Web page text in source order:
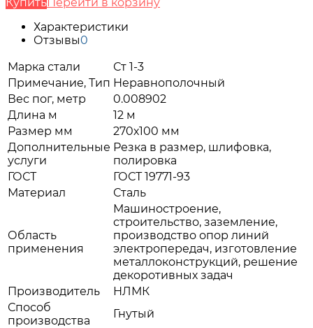
Характеристики
Отзывы0
Марка стали
Ст 1-3
Примечание, Тип Неравнополочный
Вес пог, метр
0.008902
Длина м
12 м
Размер мм
270х100 мм
Дополнительные
услуги
Резка в размер, шлифовка,
полировка
ГОСТ
ГОСТ 19771-93
Материал
Сталь
Область
применения
Машиностроение,
строительство, заземление,
производство опор линий
электропередач, изготовление
металлоконструкций, решение
декоротивных задач
Производитель
НЛМК
Способ
производства
Гнутый